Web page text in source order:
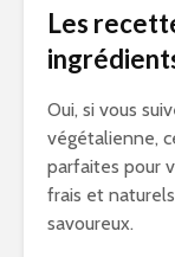
Les
Oui, si vous
végétalienne,
parfaites pour
frais et
savoureux.